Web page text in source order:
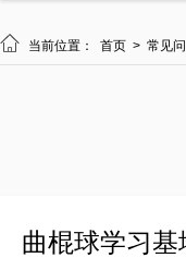
 当前位置： 首页 > 常见
曲棍球学习基